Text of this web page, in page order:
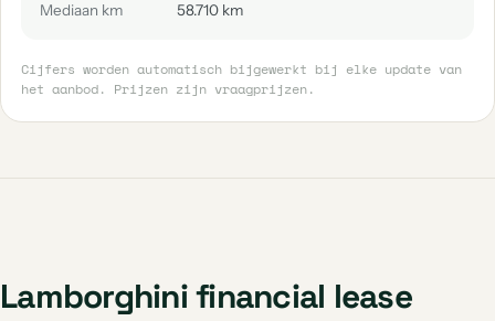
Mediaan km
58.710 km
Cijfers worden automatisch bijgewerkt bij elke update van
het aanbod. Prijzen zijn vraagprijzen.
Lamborghini financial lease